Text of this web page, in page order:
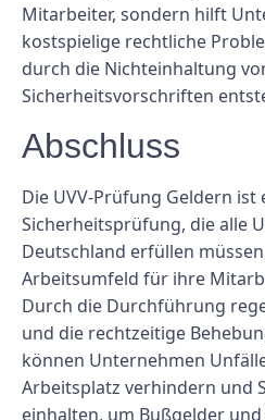
Mitarbeiter, sondern hilft
kostspielige rechtliche
durch die Nichteinhaltung
Sicherheitsvorschriften
Abschluss
Die UVV-Prüfung Geldern ist
Sicherheitsprüfung, die alle
Deutschland erfüllen
Arbeitsumfeld für ihre
Durch die Durchführung
und die rechtzeitige
können Unternehmen
Arbeitsplatz verhindern und
einhalten, um Bußgelder